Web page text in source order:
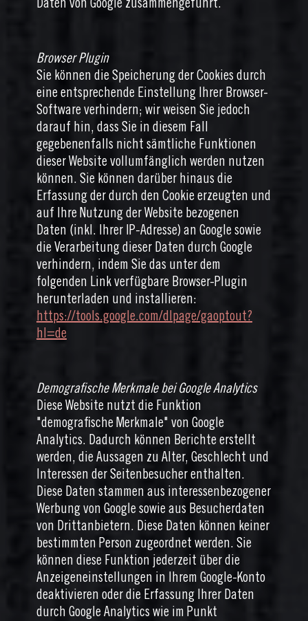
Daten von Google zusammengeführt.
Browser Plugin
Sie können die Speicherung der Cookies durch
eine entsprechende Einstellung Ihrer Browser-
Software verhindern; wir weisen Sie jedoch
darauf hin, dass Sie in diesem Fall
gegebenenfalls nicht sämtliche Funktionen
dieser Website vollumfänglich werden nutzen
können. Sie können darüber hinaus die
Erfassung der durch den Cookie erzeugten und
auf Ihre Nutzung der Website bezogenen
Daten (inkl. Ihrer IP-Adresse) an Google sowie
die Verarbeitung dieser Daten durch Google
verhindern, indem Sie das unter dem
folgenden Link verfügbare Browser-Plugin
herunterladen und installieren:
https://tools.google.com/dlpage/gaoptout?
hl=de
Demografische Merkmale bei Google Analytics
Diese Website nutzt die Funktion
"demografische Merkmale" von Google
Analytics. Dadurch können Berichte erstellt
werden, die Aussagen zu Alter, Geschlecht und
Interessen der Seitenbesucher enthalten.
Diese Daten stammen aus interessenbezogener
Werbung von Google sowie aus Besucherdaten
von Drittanbietern. Diese Daten können keiner
bestimmten Person zugeordnet werden. Sie
können diese Funktion jederzeit über die
Anzeigeneinstellungen in Ihrem Google-Konto
deaktivieren oder die Erfassung Ihrer Daten
durch Google Analytics wie im Punkt